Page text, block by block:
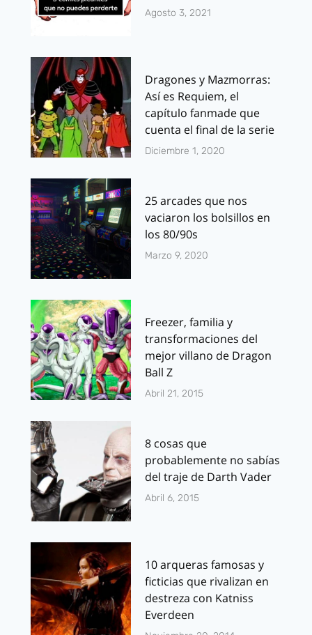
Agosto 3, 2021
Dragones y Mazmorras:
Así es Requiem, el
capítulo fanmade que
cuenta el final de la serie
Diciembre 1, 2020
25 arcades que nos
vaciaron los bolsillos en
los 80/90s
Marzo 9, 2020
Freezer, familia y
transformaciones del
mejor villano de Dragon
Ball Z
Abril 21, 2015
8 cosas que
probablemente no sabías
del traje de Darth Vader
Abril 6, 2015
10 arqueras famosas y
ficticias que rivalizan en
destreza con Katniss
Everdeen